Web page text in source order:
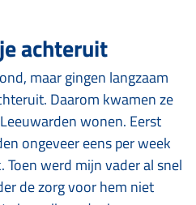
achteruit
maar gingen langzaam
Daarom kwamen ze
wonen. Eerst
ongeveer eens per week
Toen werd mijn vader al snel
de zorg voor hem niet